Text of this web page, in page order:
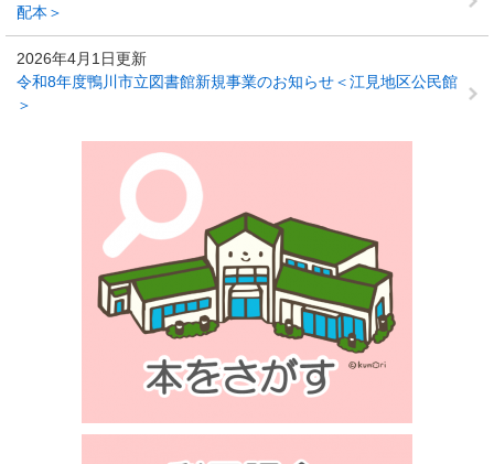
配本＞
2026年4月1日更新
令和8年度鴨川市立図書館新規事業のお知らせ＜江見地区公民館
＞